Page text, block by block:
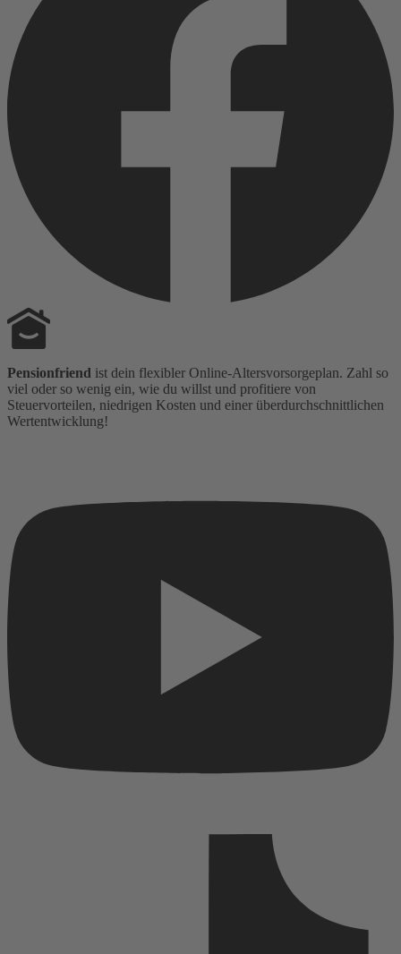
Pensionfriend ist dein flexibler Online-Altersvorsorgeplan. Zahl so
viel oder so wenig ein, wie du willst und profitiere von
Steuervorteilen, niedrigen Kosten und einer überdurchschnittlichen
Wertentwicklung!